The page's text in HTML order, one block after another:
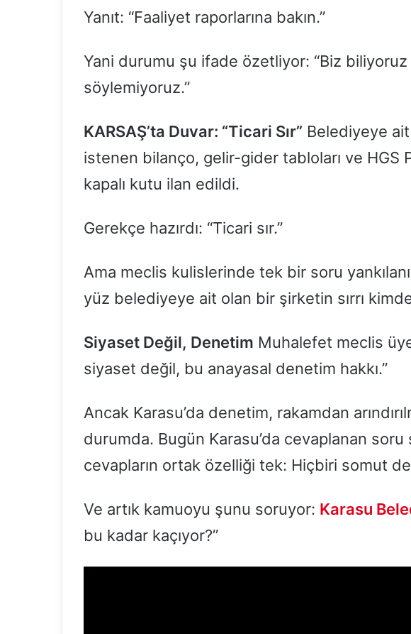
Yanıt: “Faaliyet raporlarına bakın.”
Yani durumu şu ifade özetliyor: “Biz
söylemiyoruz.”
KARSAŞ’ta Duvar: “Ticari Sır” Belediyeye
istenen bilanço, gelir-gider tabloları ve HGS
kapalı kutu ilan edildi.
Gerekçe hazırdı: “Ticari sır.”
Ama meclis kulislerinde tek bir soru
yüz belediyeye ait olan bir şirketin sırrı
Siyaset Değil, Denetim Muhalefet meclis
siyaset değil, bu anayasal denetim hakkı.”
Ancak Karasu’da denetim, rakamdan
durumda. Bugün Karasu’da cevaplanan soru
cevapların ortak özelliği tek: Hiçbiri somut
Ve artık kamuoyu şunu soruyor: Karasu
bu kadar kaçıyor?”